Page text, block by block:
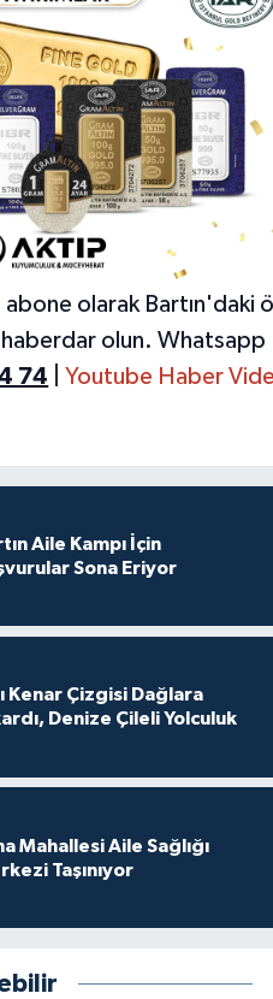
abone olarak Bartın'daki
olun. Whatsapp
74 Youtube Haber
Aile Kampı İçin
Sona Eriyor
Kenar Çizgisi Dağlara
Denize Çileli Yolculuk
Mahallesi Aile Sağlığı
Taşınıyor